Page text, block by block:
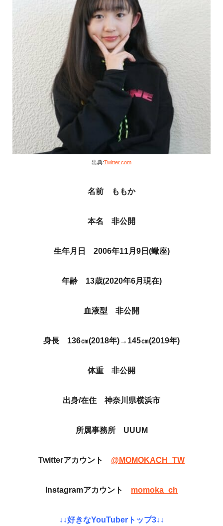
出典:Twitter.com
名前 ももか
本名 非公開
生年月日 2006年11月9日(蠍座)
年齢 13歳(2020年6月現在)
血液型 非公開
身長 136㎝(2018年)→145㎝(2019年)
体重 非公開
出身/在住 神奈川県横浜市
所属事務所 UUUM
Twitterアカウント @MOMOKACH_TW
Instagramアカウント momoka_ch
↓↓好きなYouTuberトップ3↓↓